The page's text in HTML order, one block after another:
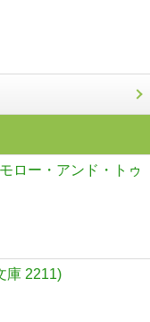
ロー・アンド・トゥ
庫 2211)